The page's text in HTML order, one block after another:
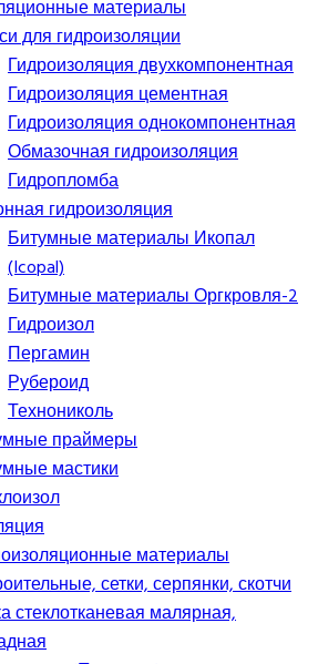
материалы
для гидроизоляции
Гидроизоляция двухкомпонентная
Гидроизоляция цементная
Гидроизоляция однокомпонентная
Обмазочная гидроизоляция
Гидропломба
гидроизоляция
Битумные материалы Икопал
(Icopal)
Битумные материалы Оргкровля-2
Гидроизол
Пергамин
Рубероид
Технониколь
праймеры
мастики
материалы
сетки, серпянки, скотчи
стеклотканевая малярная,